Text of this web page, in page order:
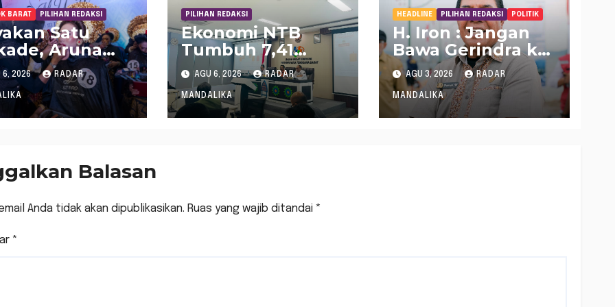
BARAT PILIHAN REDAKSI
Satu
Aruna
Gelar
Makeup
2026
6, 2026 RADAR
PILIHAN REDAKSI
Ekonomi NTB
Tumbuh 7,41
Persen pada
Triwulan II 2026,
Tertinggi Kedua
Nasional
AGU 6, 2026 RADAR
MANDALIKA
HEADLINE PILIHAN REDAKSI POLITIK
H. Iron : Jangan
Bawa Gerindra ke
Kasus LAZ
AGU 3, 2026 RADAR
MANDALIKA
Balasan
Anda tidak akan dipublikasikan. Ruas yang wajib ditandai *
*